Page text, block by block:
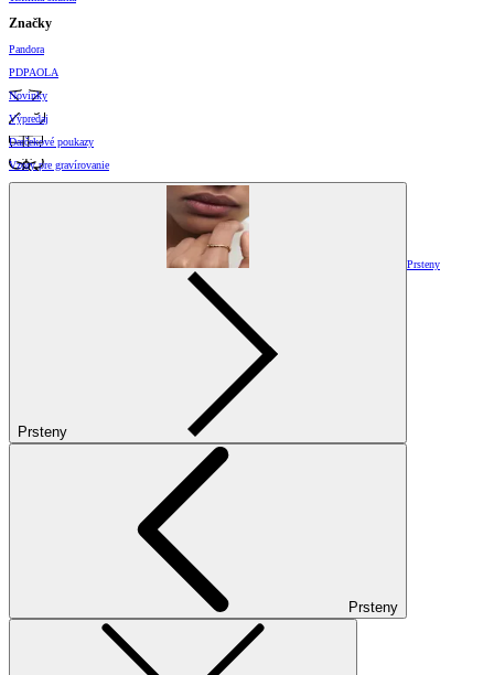
Značky
Pandora
PDPAOLA
Novinky
Výpredaj
Darčekové poukazy
Vzory pre gravírovanie
Prsteny
Prsteny
Prsteny